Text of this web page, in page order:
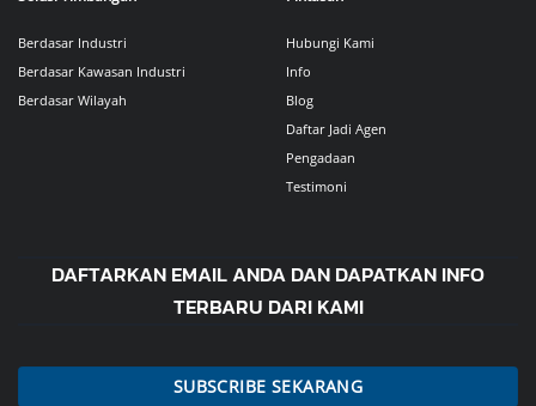
Berdasar Industri
Berdasar Kawasan Industri
Berdasar Wilayah
Hubungi Kami
Info
Blog
Daftar Jadi Agen
Pengadaan
Testimoni
DAFTARKAN EMAIL ANDA DAN DAPATKAN INFO
TERBARU DARI KAMI
SUBSCRIBE SEKARANG